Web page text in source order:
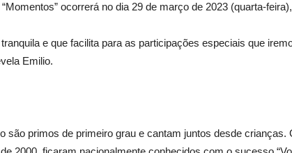
ocorrerá no dia 29 de março de 2023 (quarta-
e que facilita para as participações especiais que
Emilio.
são primos de primeiro grau e cantam juntos desde